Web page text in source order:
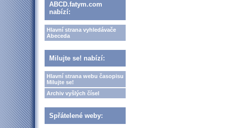
ABCD.fatym.com
nabízí:
Hlavní strana vyhledávače
Abeceda
Milujte se! nabízí:
Hlavní strana webu časopisu
Milujte se!
Archiv vyšlých čísel
Spřátelené weby: